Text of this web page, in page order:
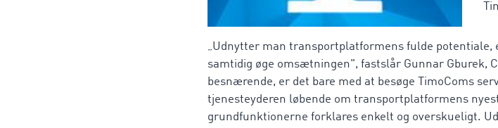
„Udnytter man transportplatformens fulde potentiale,
samtidig øge omsætningen", fastslår Gunnar Gburek,
besnærende, er det bare med at besøge TimoComs
tjenesteyderen løbende om transportplatformens
grundfunktionerne forklares enkelt og overskueligt.